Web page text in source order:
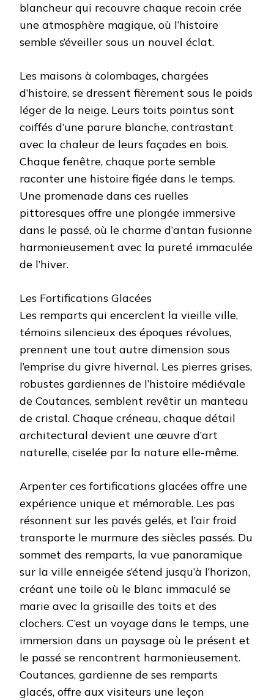
blancheur qui recouvre chaque recoin crée
une atmosphère magique, où l’histoire
semble s’éveiller sous un nouvel éclat.
Les maisons à colombages, chargées
d’histoire, se dressent fièrement sous le poids
léger de la neige. Leurs toits pointus sont
coiffés d’une parure blanche, contrastant
avec la chaleur de leurs façades en bois.
Chaque fenêtre, chaque porte semble
raconter une histoire figée dans le temps.
Une promenade dans ces ruelles
pittoresques offre une plongée immersive
dans le passé, où le charme d’antan fusionne
harmonieusement avec la pureté immaculée
de l’hiver.
Les Fortifications Glacées
Les remparts qui encerclent la vieille ville,
témoins silencieux des époques révolues,
prennent une tout autre dimension sous
l’emprise du givre hivernal. Les pierres grises,
robustes gardiennes de l’histoire médiévale
de Coutances, semblent revêtir un manteau
de cristal. Chaque créneau, chaque détail
architectural devient une œuvre d’art
naturelle, ciselée par la nature elle-même.
Arpenter ces fortifications glacées offre une
expérience unique et mémorable. Les pas
résonnent sur les pavés gelés, et l’air froid
transporte le murmure des siècles passés. Du
sommet des remparts, la vue panoramique
sur la ville enneigée s’étend jusqu’à l’horizon,
créant une toile où le blanc immaculé se
marie avec la grisaille des toits et des
clochers. C’est un voyage dans le temps, une
immersion dans un paysage où le présent et
le passé se rencontrent harmonieusement.
Coutances, gardienne de ses remparts
glacés, offre aux visiteurs une leçon